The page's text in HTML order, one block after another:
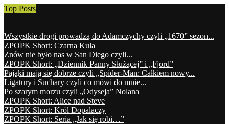
Top Posts
Wszystkie drogi prowadzą do Adamczychy czyli „1670” sezon...
ZPOPK Short: Czarna Kula
Znów nie było nas w San Diego czyli...
ZPOPK Short: „Dziennik Panny Służącej” i „Fjord”
Pająki mają się dobrze czyli „Spider-Man: Całkiem nowy...
Ligatury i Suchary czyli co mówi do mnie...
Po szarym morzu czyli „Odyseja” Nolana
ZPOPK Short: Alice nad Steve
ZPOPK Short: Król Dopalaczy
ZPOPK Short: Seria „Jak się robi…”